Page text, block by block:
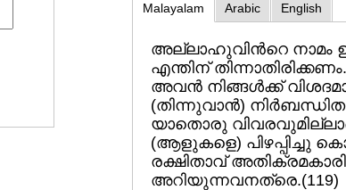
Malayalam Arabic English
അല്ലാഹുവിന്‍റെ നാമം
എന്തിന്‌
അവന്‍ നിങ്ങള്‍ക്ക്‌
(തിന്നുവാന്‍)
യാതൊരു
(ആളുകളെ) പിഴപ്പിച്ചു
രക്ഷിതാവ്‌
അറിയുന്നവനത്രെ.(119)